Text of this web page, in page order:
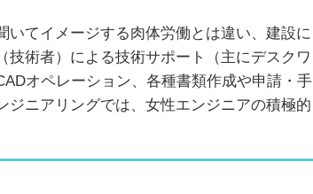
いてイメージする肉体労働とは違い、建設に
術者）による技術サポート（主にデスクワ
オペレーション、各種書類作成や申請・手
ニアリングでは、女性エンジニアの積極的